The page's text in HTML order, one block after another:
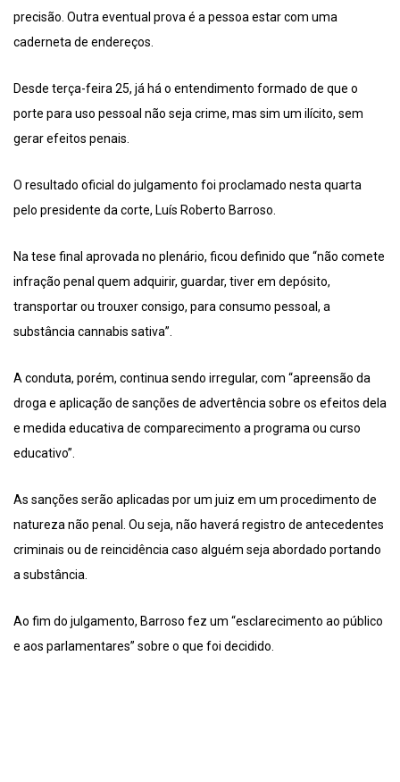
precisão. Outra eventual prova é a pessoa estar com uma
caderneta de endereços.
Desde terça-feira 25, já há o entendimento formado de que o
porte para uso pessoal não seja crime, mas sim um ilícito, sem
gerar efeitos penais.
O resultado oficial do julgamento foi proclamado nesta quarta
pelo presidente da corte, Luís Roberto Barroso.
Na tese final aprovada no plenário, ficou definido que “não comete
infração penal quem adquirir, guardar, tiver em depósito,
transportar ou trouxer consigo, para consumo pessoal, a
substância cannabis sativa”.
A conduta, porém, continua sendo irregular, com “apreensão da
droga e aplicação de sanções de advertência sobre os efeitos dela
e medida educativa de comparecimento a programa ou curso
educativo”.
As sanções serão aplicadas por um juiz em um procedimento de
natureza não penal. Ou seja, não haverá registro de antecedentes
criminais ou de reincidência caso alguém seja abordado portando
a substância.
Ao fim do julgamento, Barroso fez um “esclarecimento ao público
e aos parlamentares” sobre o que foi decidido.